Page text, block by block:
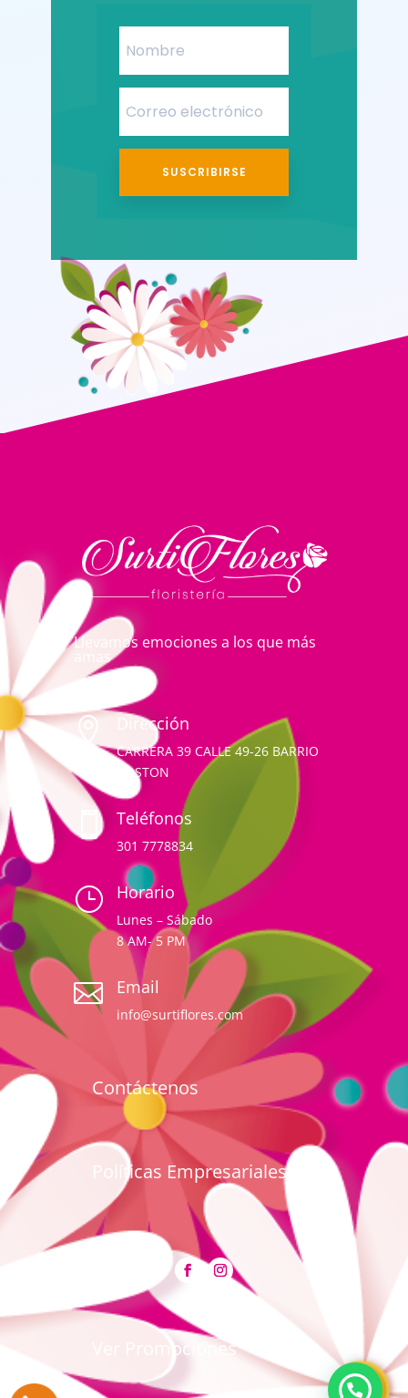
SUSCRIBIRSE
Llevamos emociones a los que más
amas
 Dirección
CARRERA 39 CALLE 49-26 BARRIO
BOSTON
 Teléfonos
301 7778834
} Horario
Lunes – Sábado
8 AM- 5 PM
 Email
info@surtiflores.com
Contáctenos
Políticas Empresariales
Ver Promociones